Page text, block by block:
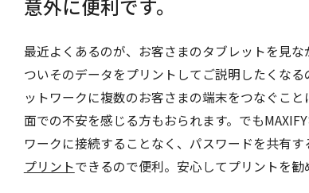
意外に便利です。
最近よくあるのが、お客さまのタブレットを見な
ついそのデータをプリントしてご説明したくな
ットワークに複数のお客さまの端末をつなぐこと
面での不安を感じる方もおられます。でも
ワークに接続することなく、パスワードを共有す
プリントできるので便利。安心してプリントを勧